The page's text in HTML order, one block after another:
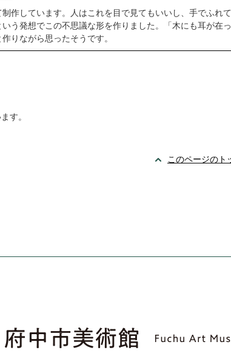
作しています。人はこれを目で見てもいいし、手でふれ
う発想でこの不思議な形を作りました。「木にも耳が在
りながら思ったそうです。
す。
このページのト